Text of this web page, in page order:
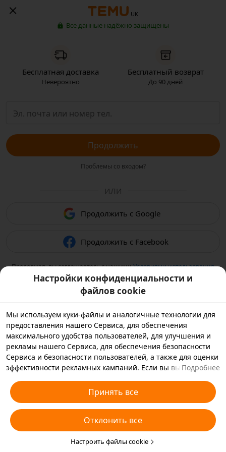
UK
Все данные надёжно защищены
Бесплатная доставка
Невероятно
Бесплатный возврат
До 90 дней
Продолжить
Проблемы со входом?
ИЛИ
Продолжить с Google
Продолжить с Facebook
Продолжая, вы соглашаетесь с нашимиУсловиями использования
и подтверждаете, что прочитали нашу Политику
конфиденциальности
Настройки конфиденциальности и
файлов cookie
Мы используем куки-файлы и аналогичные технологии для
предоставления нашего Сервиса, для обеспечения
максимального удобства пользователей, для улучшения и
рекламы нашего Сервиса, для обеспечения безопасности
Сервиса и безопасности пользователей, а также для оценки
эффективности рекламных кампаний. Если вы выбираете
с которыми мы работаем, будем хранить куки-файлы и
использовать аналогичные технологии на вашем
устройстве в рекламных целях. Вы также можете выбрать
«Отклонить все», чтобы отклонить все необязательные
куки-файлы, или выбрать, какие типы куки-файлов
необходимо принять или отклонить. Для этого нажмите
Подробнее
Принять все
Отклонить все
Настроить файлы cookie